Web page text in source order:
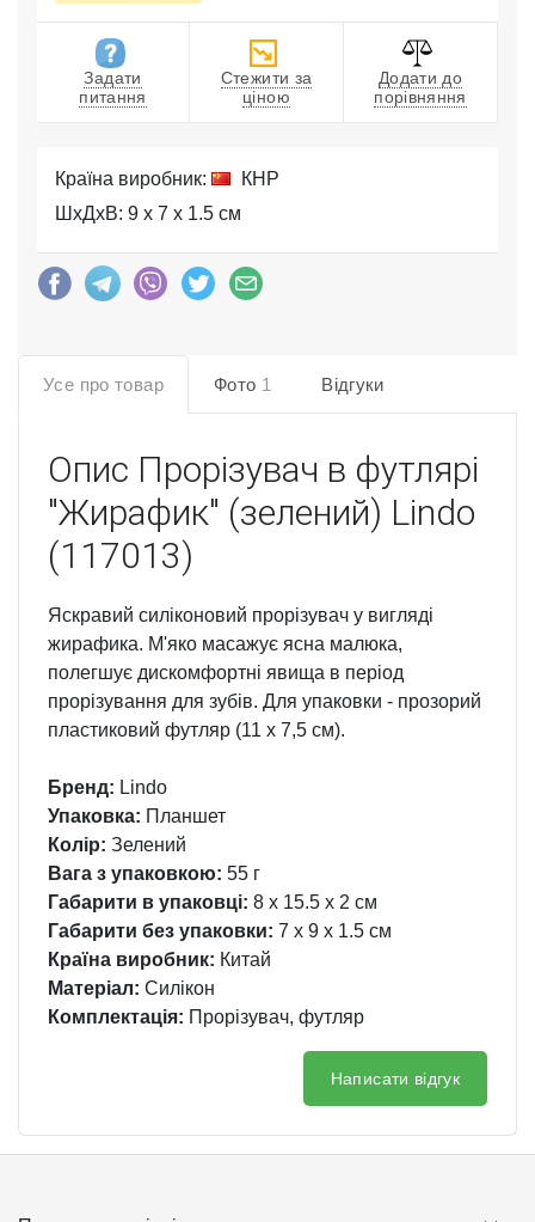
Задати
питання
Стежити за
ціною
Додати до
порівняння
Країна виробник:
КНР
ШхДхВ: 9 x 7 x 1.5 см
Усе про товар Фото 1 Відгуки
Опис Прорізувач в футлярі
"Жирафик" (зелений) Lindo
(117013)
Яскравий силіконовий прорізувач у вигляді
жирафика. М'яко масажує ясна малюка,
полегшує дискомфортні явища в період
прорізування для зубів. Для упаковки - прозорий
пластиковий футляр (11 х 7,5 см).
Бренд: Lindo
Упаковка: Планшет
Колір: Зелений
Вага з упаковкою: 55 г
Габарити в упаковці: 8 x 15.5 x 2 см
Габарити без упаковки: 7 x 9 x 1.5 см
Країна виробник: Китай
Матеріал: Силікон
Комплектація: Прорізувач, футляр
Написати відгук